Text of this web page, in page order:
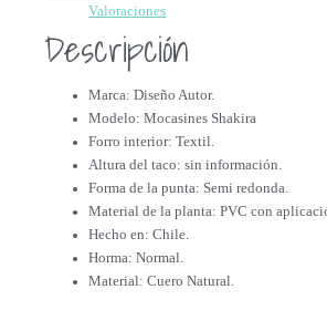
Valoraciones
Descripción
Marca: Diseño Autor.
Modelo: Mocasines Shakira
Forro interior: Textil.
Altura del taco: sin información.
Forma de la punta: Semi redonda.
Material de la planta: PVC con
Hecho en: Chile.
Horma: Normal.
Material: Cuero Natural.